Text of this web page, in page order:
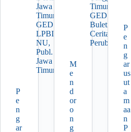
Jawa
Timur
GEDSI
LPBI
NU,
Publ.
Jawa
Timur
P
e
n
g
ar
Timur
GEDSI
Buletin
Cerita
Perubahan
M
e
n
d
or
o
n
g
P
e
n
g
ar
us
ut
a
m
aa
n
P